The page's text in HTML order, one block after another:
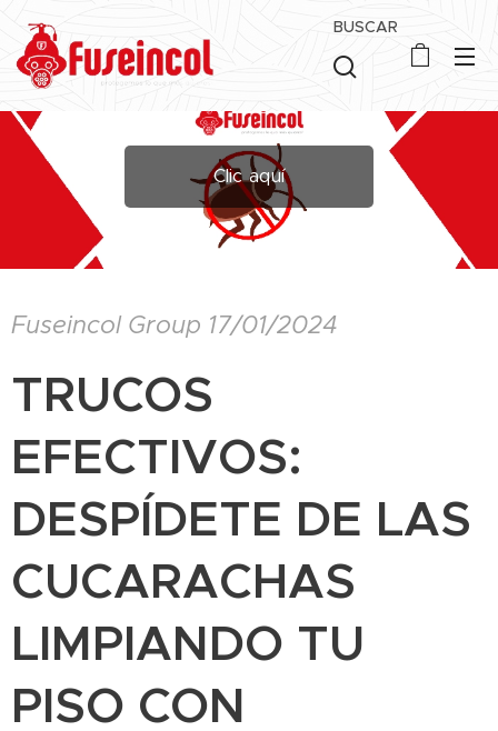
BUSCAR
Clic aquí
Fuseincol Group 17/01/2024
TRUCOS
EFECTIVOS:
DESPÍDETE DE LAS
CUCARACHAS
LIMPIANDO TU
PISO CON